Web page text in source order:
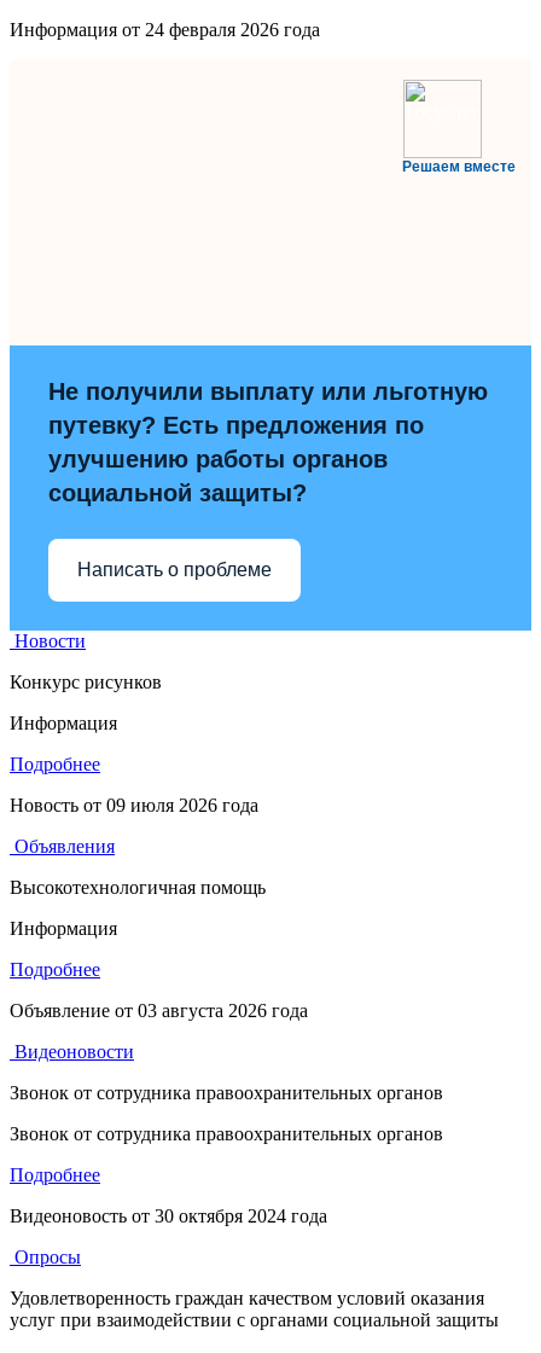
Информация от 24 февраля 2026 года
Решаем вместе
Не получили выплату или льготную
путевку? Есть предложения по
улучшению работы органов
социальной защиты?
Написать о проблеме
Новости
Конкурс рисунков
Информация
Подробнее
Новость от 09 июля 2026 года
Объявления
Высокотехнологичная помощь
Информация
Подробнее
Объявление от 03 августа 2026 года
Видеоновости
Звонок от сотрудника правоохранительных органов
Звонок от сотрудника правоохранительных органов
Подробнее
Видеоновость от 30 октября 2024 года
Опросы
Удовлетворенность граждан качеством условий оказания
услуг при взаимодействии с органами социальной защиты